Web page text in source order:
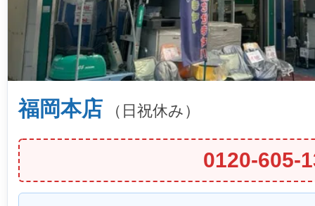
福岡本店 （日祝休み）
0120-605-